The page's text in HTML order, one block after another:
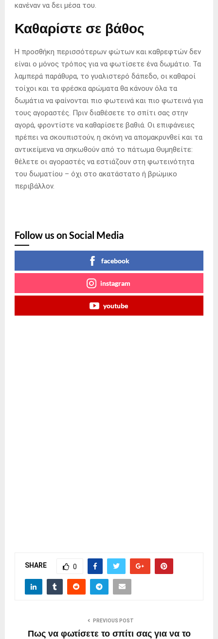
κανέναν να δει μέσα του.
Καθαρίστε σε βάθος
Η προσθήκη περισσότερων φώτων και καθρεφτών δεν
είναι ο μόνος τρόπος για να φωτίσετε ένα δωμάτιο. Τα
λαμπερά παράθυρα, το γυαλιστερό δάπεδο, οι καθαροί
τοίχοι και τα φρέσκα αρώματα θα κάνουν όλα τα
δωμάτια να φαίνονται πιο φωτεινά και πιο φωτεινά για
τους αγοραστές. Πριν διαθέσετε το σπίτι σας στην
αγορά, φροντίστε να καθαρίσετε βαθιά. Οι επιφάνειες
πρέπει να σκουπιστούν, η σκόνη να απομακρυνθεί και τα
αντικείμενα να σηκωθούν από το πάτωμα Θυμηθείτε:
θέλετε οι αγοραστές να εστιάζουν στη φωτεινότητα
του δωματίου – όχι στο ακατάστατο ή βρώμικο
περιβάλλον.
Follow us on Social Media
facebook
instagram
youtube
SHARE 0
PREVIOUS POST
Πως να φωτίσετε το σπίτι σας για να το